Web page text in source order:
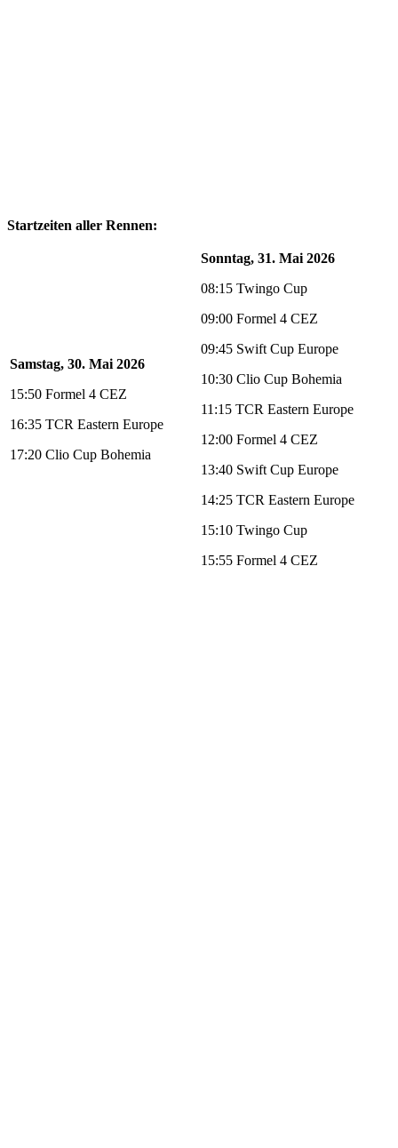
Startzeiten aller Rennen:
Samstag, 30. Mai 2026
15:50 Formel 4 CEZ
16:35 TCR Eastern Europe
17:20 Clio Cup Bohemia
Sonntag, 31. Mai 2026
08:15 Twingo Cup
09:00 Formel 4 CEZ
09:45 Swift Cup Europe
10:30 Clio Cup Bohemia
11:15 TCR Eastern Europe
12:00 Formel 4 CEZ
13:40 Swift Cup Europe
14:25 TCR Eastern Europe
15:10 Twingo Cup
15:55 Formel 4 CEZ